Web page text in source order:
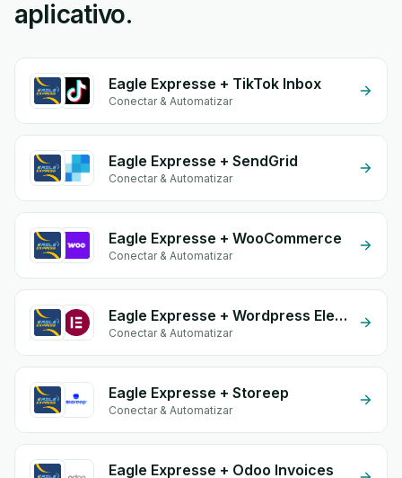
aplicativo.
Eagle Expresse + TikTok Inbox
Conectar & Automatizar
Eagle Expresse + SendGrid
Conectar & Automatizar
Eagle Expresse + WooCommerce
Conectar & Automatizar
Eagle Expresse + Wordpress Elementor
Conectar & Automatizar
Eagle Expresse + Storeep
Conectar & Automatizar
Eagle Expresse + Odoo Invoices